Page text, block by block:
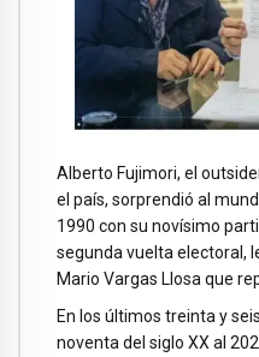
Alberto Fujimori, el
el país, sorprendió al
1990 con su novísimo
segunda vuelta electoral,
Mario Vargas Llosa que
En los últimos treinta y
noventa del siglo XX al